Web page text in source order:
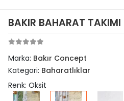
BAKIR BAHARAT
Marka: Bakır Concept
Kategori: Baharatlıklar
Renk: Oksit